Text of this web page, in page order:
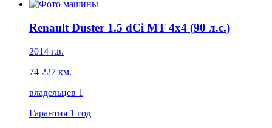
Renault Duster 1.5 dCi MT 4x4 (90 л.с.)
2014 г.в.
74 227 км.
владельцев 1
Гарантия 1 год